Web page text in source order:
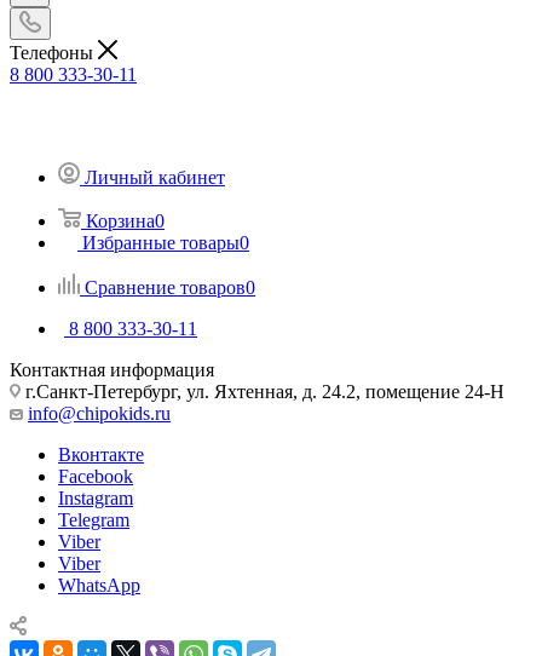
Телефоны
8 800 333-30-11
Личный кабинет
Корзина0
Избранные товары0
Сравнение товаров0
8 800 333-30-11
Контактная информация
г.Санкт-Петербург, ул. Яхтенная, д. 24.2, помещение 24-Н
info@chipokids.ru
Вконтакте
Facebook
Instagram
Telegram
Viber
Viber
WhatsApp